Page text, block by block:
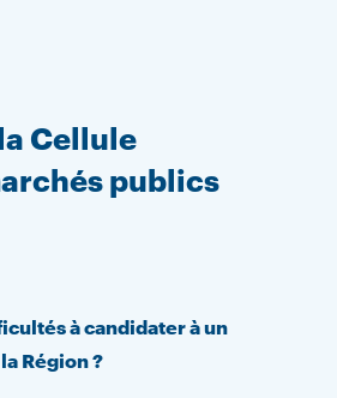
e
r
Cellule
publics
à candidater à un
Région ?